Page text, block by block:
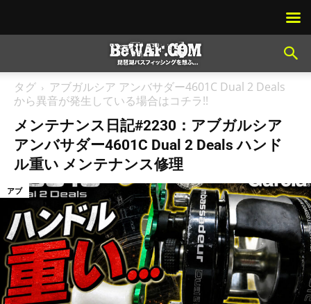
タグ
アブガルシア アンバサダー4601C Dual 2 Deals
から異音が発生している場合はコチラ!!
メンテナンス日記#2230：アブガルシア
アンバサダー4601C Dual 2 Deals ハンド
ル重い メンテナンス修理
アブ